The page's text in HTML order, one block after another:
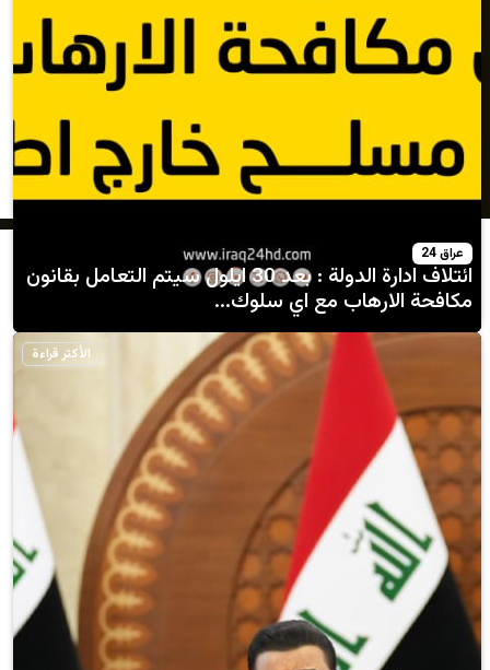
ائتلاف ادارة الدولة : بعد 30 ايلول سيتم التعامل بقانون
مع اي سلوك...
الأكثر قراءة